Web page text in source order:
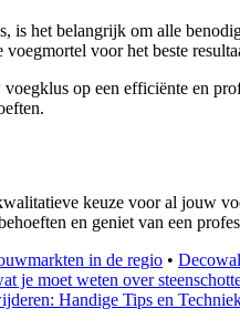
is het belangrijk om alle
voor het beste
op een efficiënte en
keuze voor al jouw
en geniet van een
in de regio •
je moet weten over
Handige Tips en